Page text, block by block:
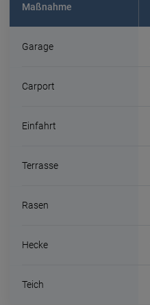
Maßnahme
Garage
Carport
Einfahrt
Terrasse
Rasen
Hecke
Teich